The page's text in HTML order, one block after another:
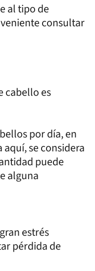
al tipo de
consultar
cabello es
por día, en
aquí, se considera
puede
alguna
estrés
pérdida de